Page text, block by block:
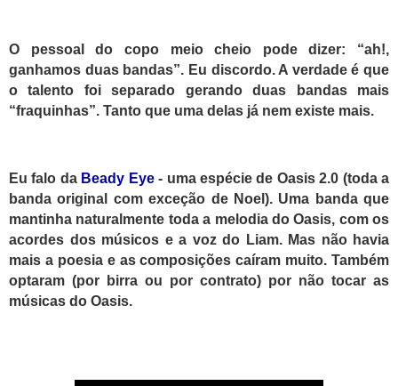
O pessoal do copo meio cheio pode dizer: “ah!,
ganhamos duas bandas”. Eu discordo. A verdade é que
o talento foi separado gerando duas bandas mais
“fraquinhas”. Tanto que uma delas já nem existe mais.
Eu falo da Beady Eye- uma espécie de Oasis 2.0 (toda a
banda original com exceção de Noel). Uma banda que
mantinha naturalmente toda a melodia do Oasis, com os
acordes dos músicos e a voz do Liam. Mas não havia
mais a poesia e as composições caíram muito. Também
optaram (por birra ou por contrato) por não tocar as
músicas do Oasis.